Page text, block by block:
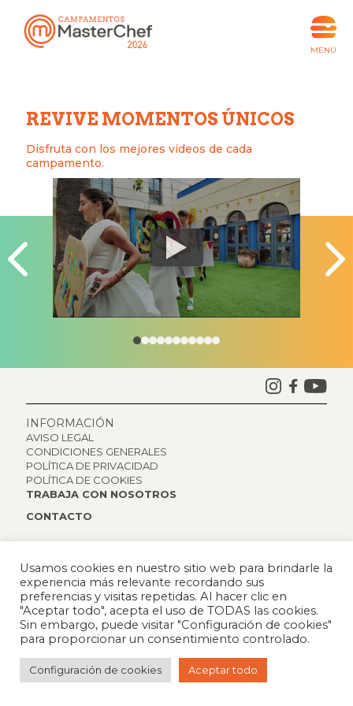
REVIVE MOMENTOS ÚNICOS
Disfruta con los mejores videos de cada
campamento.
INFORMACIÓN
AVISO LEGAL
CONDICIONES GENERALES
POLÍTICA DE PRIVACIDAD
POLÍTICA DE COOKIES
TRABAJA CON NOSOTROS
CONTACTO
Usamos cookies en nuestro sitio web para brindarle la
experiencia más relevante recordando sus
preferencias y visitas repetidas. Al hacer clic en
"Aceptar todo", acepta el uso de TODAS las cookies.
Sin embargo, puede visitar "Configuración de cookies"
para proporcionar un consentimiento controlado.
Configuración de cookies Aceptar todo